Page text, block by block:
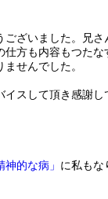
ございました。兄
仕方も内容もつた
せんでした。
イスして頂き感謝し
的な病」 に私もな